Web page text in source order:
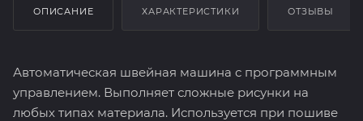
ОПИСАНИЕ ХАРАКТЕРИСТИКИ ОТЗЫВЫ
Автоматическая швейная машина с программным
управлением. Выполняет сложные рисунки на
любых типах материала. Используется при пошиве